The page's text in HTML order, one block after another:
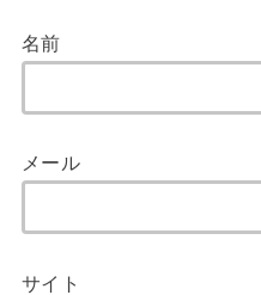
名前
メール
サイト